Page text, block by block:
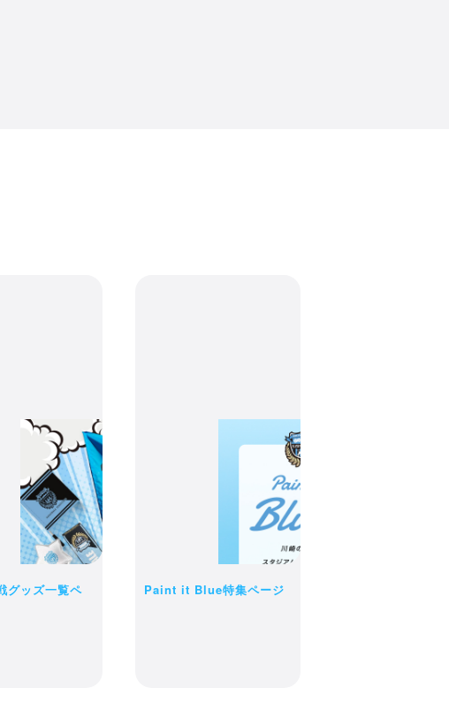
の在庫状況によっ
予めご了承くだ
へ進む
グッズ一覧ペ
Paint it Blue特集ページ